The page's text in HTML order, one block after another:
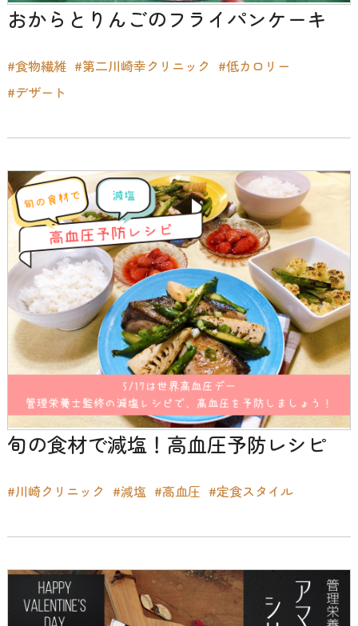
おからとりんごのフライパンケーキ
#食物繊維 #第二川崎幸クリニック #低カロリー
#デザート
旬の食材で減塩！高血圧予防レシピ
#川崎クリニック #減塩 #高血圧 #定食スタイル